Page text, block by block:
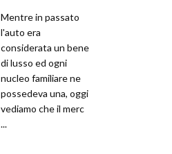
Mentre in passato
l'auto era
considerata un bene
di lusso ed ogni
nucleo familiare ne
possedeva una, oggi
vediamo che il merc
...